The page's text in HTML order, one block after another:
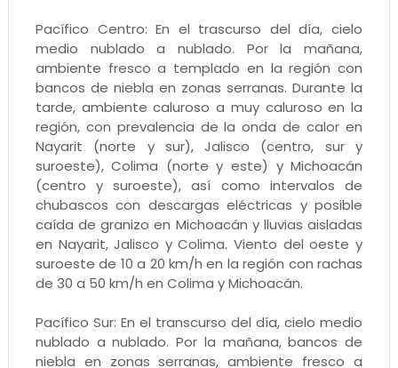
Pacífico Centro: En el trascurso del día, cielo
medio nublado a nublado. Por la mañana,
ambiente fresco a templado en la región con
bancos de niebla en zonas serranas. Durante la
tarde, ambiente caluroso a muy caluroso en la
región, con prevalencia de la onda de calor en
Nayarit (norte y sur), Jalisco (centro, sur y
suroeste), Colima (norte y este) y Michoacán
(centro y suroeste), así como intervalos de
chubascos con descargas eléctricas y posible
caída de granizo en Michoacán y lluvias aisladas
en Nayarit, Jalisco y Colima. Viento del oeste y
suroeste de 10 a 20 km/h en la región con rachas
de 30 a 50 km/h en Colima y Michoacán.
Pacífico Sur: En el transcurso del día, cielo medio
nublado a nublado. Por la mañana, bancos de
niebla en zonas serranas, ambiente fresco a